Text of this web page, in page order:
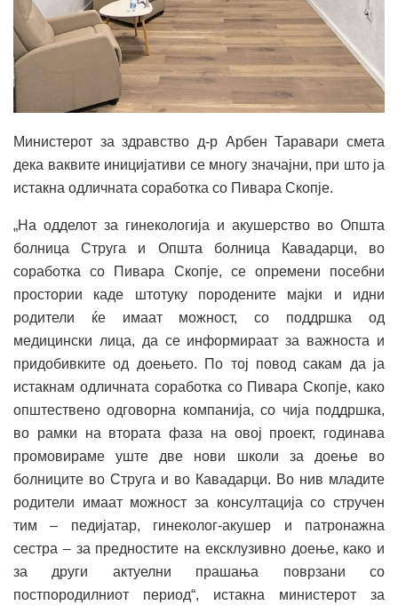
Министерот за здравство д-р Арбен Таравари смета
дека ваквите иницијативи се многу значајни, при што ја
истакна одличната соработка со Пивара Скопје.
„На одделот за гинекологија и акушерство во Општа
болница Струга и Општа болница Кавадарци, во
соработка со Пивара Скопје, се опремени посебни
простории каде штотуку породените мајки и идни
родители ќе имаат можност, со поддршка од
медицински лица, да се информираат за важноста и
придобивките од доењето. По тој повод сакам да ја
истакнам одличната соработка со Пивара Скопје, како
општествено одговорна компанија, со чија поддршка,
во рамки на втората фаза на овој проект, годинава
промовираме уште две нови школи за доење во
болниците во Струга и во Кавадарци. Во нив младите
родители имаат можност за консултација со стручен
тим – педијатар, гинеколог-акушер и патронажна
сестра – за предностите на ексклузивно доење, како и
за други актуелни прашања поврзани со
постпородилниот период“, истакна министерот за